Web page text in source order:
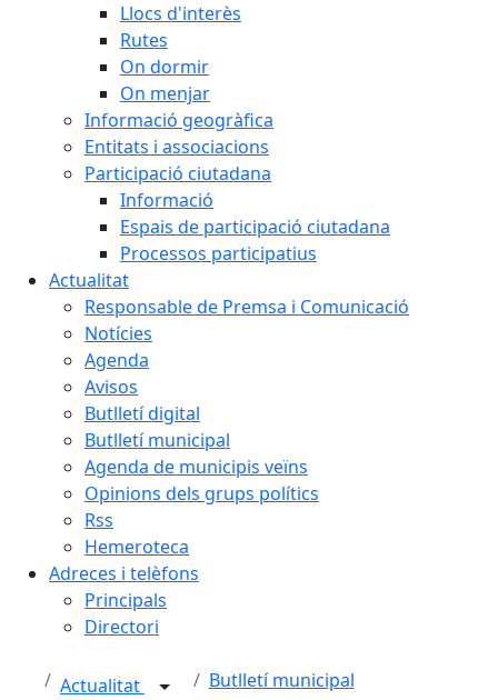
Llocs d'interès
Rutes
On dormir
On menjar
Informació geogràfica
Entitats i associacions
Participació ciutadana
Informació
Espais de participació ciutadana
Processos participatius
Actualitat
Responsable de Premsa i Comunicació
Notícies
Agenda
Avisos
Butlletí digital
Butlletí municipal
Agenda de municipis veïns
Opinions dels grups polítics
Rss
Hemeroteca
Adreces i telèfons
Principals
Directori
Actualitat Butlletí municipal